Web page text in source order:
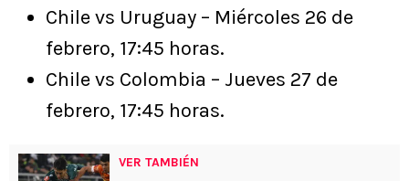
Chile vs Uruguay – Miércoles 26 de
febrero, 17:45 horas.
Chile vs Colombia – Jueves 27 de
febrero, 17:45 horas.
VER TAMBIÉN